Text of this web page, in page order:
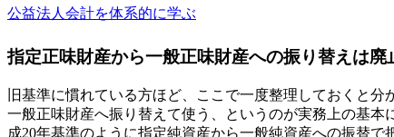
公益法人会計を体系的に学ぶ
指定正味財産から一般正味財産への振り替えは廃
旧基準に慣れている方ほど、ここで一度整理しておくと
一般正味財産へ振り替えて使う、というのが実務上の基
成20年基準のように指定純資産から一般純資産への振替